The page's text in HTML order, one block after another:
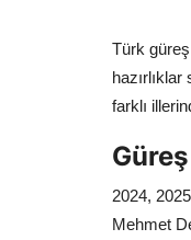
Türk
farklı
2024,
Mehmet